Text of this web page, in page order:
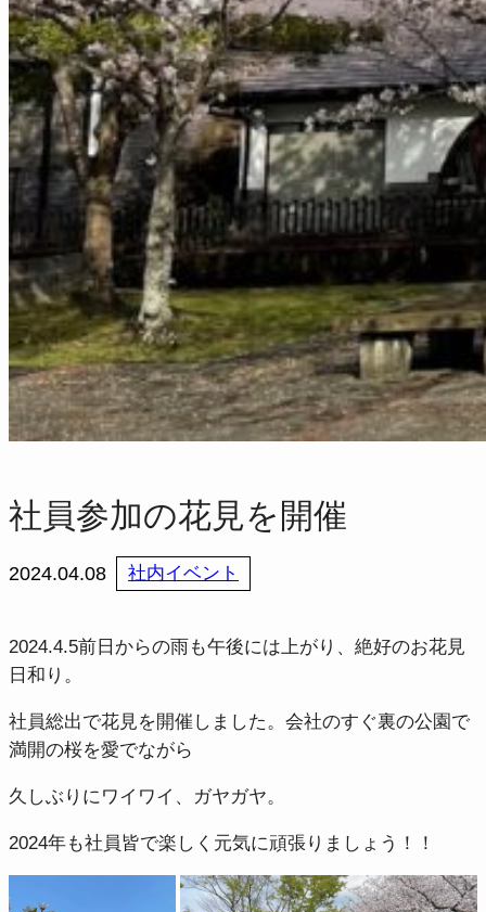
社員参加の花見を開催
2024.04.08 社内イベント
2024.4.5前日からの雨も午後には上がり、絶好のお花見
日和り。
社員総出で花見を開催しました。会社のすぐ裏の公園で
満開の桜を愛でながら
久しぶりにワイワイ、ガヤガヤ。
2024年も社員皆で楽しく元気に頑張りましょう！！